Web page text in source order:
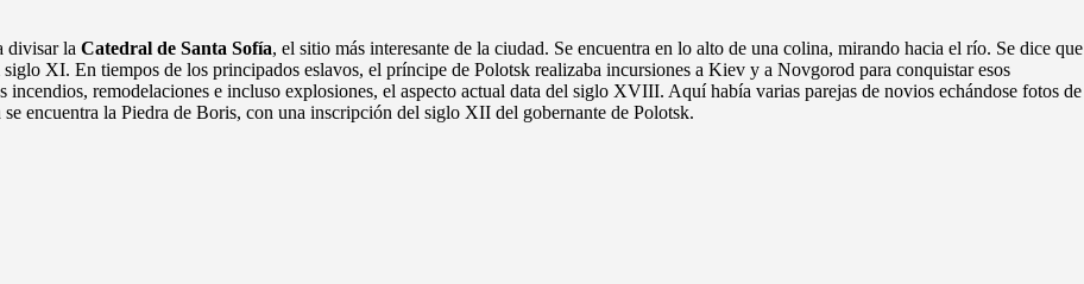
divisar la Catedral de Santa Sofía, el sitio más interesante de la ciudad. Se encuentra en lo alto de una colina, mirando hacia el río. Se dice que
siglo XI. En tiempos de los principados eslavos, el príncipe de Polotsk realizaba incursiones a Kiev y a Novgorod para conquistar esos
incendios, remodelaciones e incluso explosiones, el aspecto actual data del siglo XVIII. Aquí había varias parejas de novios echándose fotos de
encuentra la Piedra de Boris, con una inscripción del siglo XII del gobernante de Polotsk.